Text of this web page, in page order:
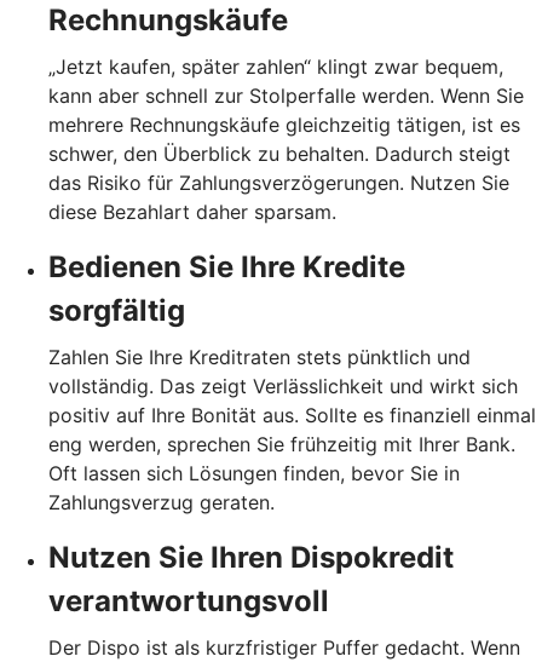
Rechnungskäufe
„Jetzt kaufen, später zahlen“ klingt zwar bequem,
kann aber schnell zur Stolperfalle werden. Wenn Sie
mehrere Rechnungskäufe gleichzeitig tätigen, ist es
schwer, den Überblick zu behalten. Dadurch steigt
das Risiko für Zahlungsverzögerungen. Nutzen Sie
diese Bezahlart daher sparsam.
Bedienen Sie Ihre Kredite
sorgfältig
Zahlen Sie Ihre Kreditraten stets pünktlich und
vollständig. Das zeigt Verlässlichkeit und wirkt sich
positiv auf Ihre Bonität aus. Sollte es finanziell einmal
eng werden, sprechen Sie frühzeitig mit Ihrer Bank.
Oft lassen sich Lösungen finden, bevor Sie in
Zahlungsverzug geraten.
Nutzen Sie Ihren Dispokredit
verantwortungsvoll
Der Dispo ist als kurzfristiger Puffer gedacht. Wenn